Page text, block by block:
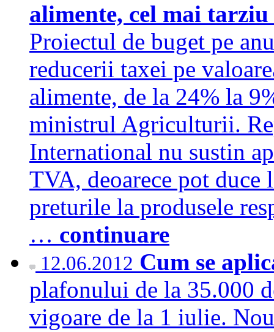
alimente, cel mai
Proiectul de buget pe
reducerii taxei pe
alimente, de la 24% la
ministrul Agriculturii.
International nu sustin
TVA, deoarece pot duce
preturile la produsele
… continuare
12.06.2012 Cum se
plafonului de la 35.000
vigoare de la 1 iulie.